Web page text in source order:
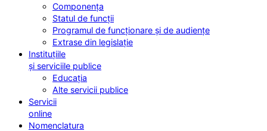
Componența
Statul de funcții
Programul de funcționare și de audiențe
Extrase din legislație
Instituțiile
și serviciile publice
Educația
Alte servicii publice
Servicii
online
Nomenclatura